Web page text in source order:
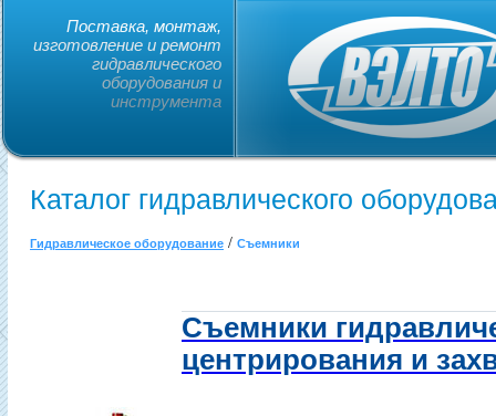
Поставка, монтаж,
изготовление и ремонт
гидравлического
оборудования и
инструмента
Каталог гидравлического
Гидравлическое оборудование / Съемники
Съемники
центрирования и